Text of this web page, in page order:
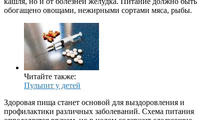
обогащено овощами, нежирными сортами мяса, рыбы.
Читайте также:
Пульпит у детей
Здоровая пища станет основой для выздоровления и
профилактики различных заболеваний. Схема питания